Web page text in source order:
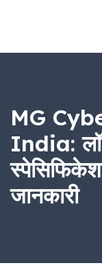
MG
India:
जानकारी